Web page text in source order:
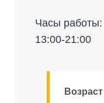
Часы работы:
13:00-21:00